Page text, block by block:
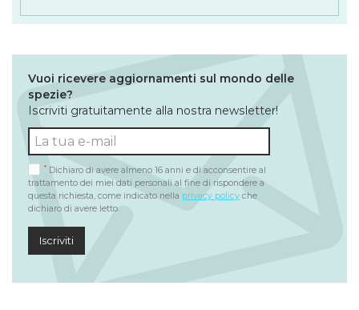
Vuoi ricevere aggiornamenti sul mondo delle
spezie?
Iscriviti gratuitamente alla nostra newsletter!
* Dichiaro di avere almeno 16 anni e di acconsentire al
trattamento dei miei dati personali al fine di rispondere a
questa richiesta, come indicato nella privacy policy che
dichiaro di avere letto.
Iscriviti